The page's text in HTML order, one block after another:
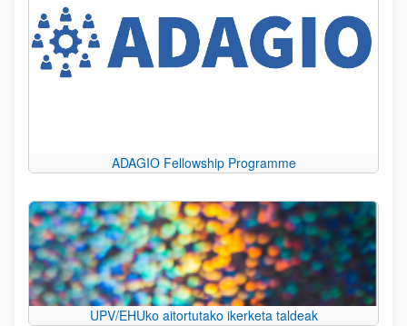
ADAGIO Fellowship Programme
UPV/EHUko aitortutako ikerketa taldeak